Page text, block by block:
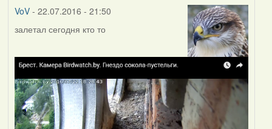
VoV- 22.07.2016 - 21:50
залетал сегодня кто то